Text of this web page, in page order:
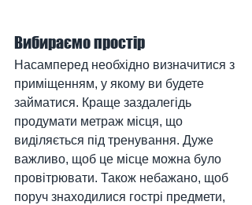
Вибираємо простір
Насамперед необхідно визначитися з
приміщенням, у якому ви будете
займатися. Краще заздалегідь
продумати метраж місця, що
виділяється під тренування. Дуже
важливо, щоб це місце можна було
провітрювати. Також небажано, щоб
поруч знаходилися гострі предмети,